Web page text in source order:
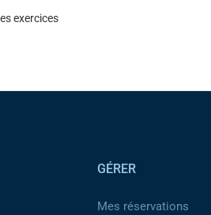
exercices
GÉRER
Mes réservations